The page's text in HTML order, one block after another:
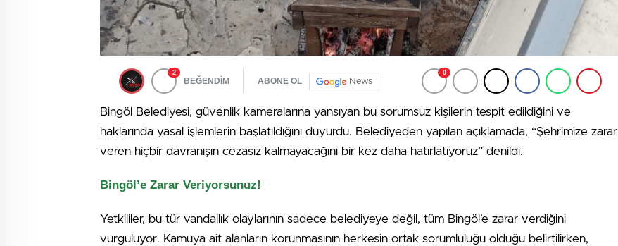
2
BEĞENDİM ABONE OL News
0
Bingöl Belediyesi, güvenlik kameralarına yansıyan bu sorumsuz kişilerin tespit edildiğini ve
haklarında yasal işlemlerin başlatıldığını duyurdu. Belediyeden yapılan açıklamada, “Şehrimize zarar
veren hiçbir davranışın cezasız kalmayacağını bir kez daha hatırlatıyoruz” denildi.
Bingöl’e Zarar Veriyorsunuz!
Yetkililer, bu tür vandallık olaylarının sadece belediyeye değil, tüm Bingöl’e zarar verdiğini
vurguluyor. Kamuya ait alanların korunmasının herkesin ortak sorumluluğu olduğu belirtilirken,